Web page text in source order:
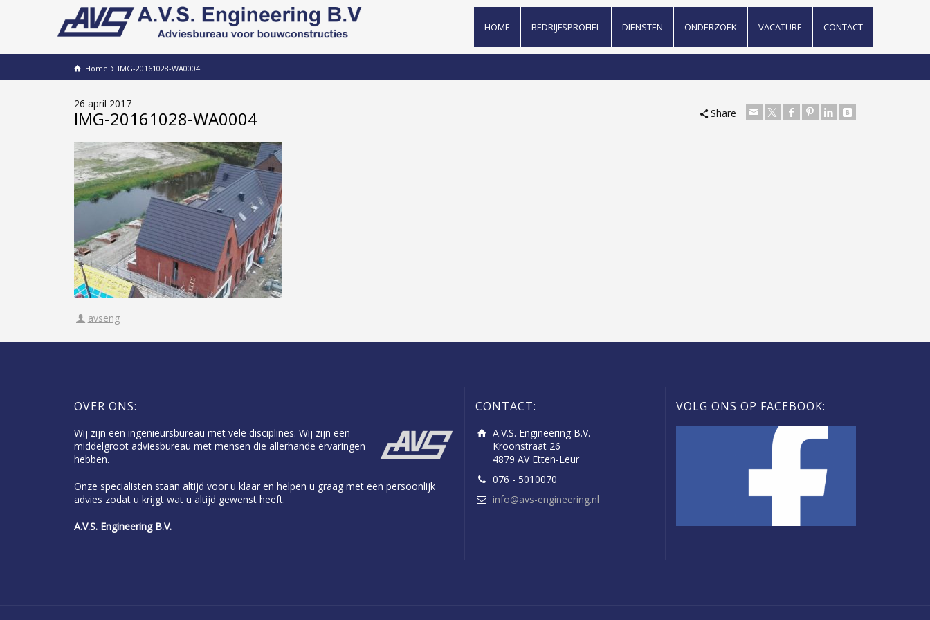
HOME BEDRIJFSPROFIEL DIENSTEN ONDERZOEK VACATURE CONTACT
Home IMG-20161028-WA0004
26 april 2017
IMG-20161028-WA0004 Share
avseng
OVER ONS:
Wij zijn een ingenieursbureau met vele disciplines. Wij zijn een
middelgroot adviesbureau met mensen die allerhande ervaringen
hebben.
Onze specialisten staan altijd voor u klaar en helpen u graag met een persoonlijk
advies zodat u krijgt wat u altijd gewenst heeft.
A.V.S. Engineering B.V.
CONTACT:
A.V.S. Engineering B.V.
Kroonstraat 26
4879 AV Etten-Leur
076 - 5010070
info@avs-engineering.nl
VOLG ONS OP FACEBOOK: